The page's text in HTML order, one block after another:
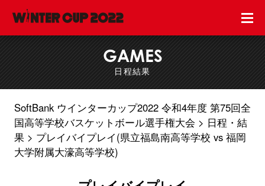
GAMES
日程結果
SoftBank ウインターカップ2022 令和4年度 第75回全
国高等学校バスケットボール選手権大会
日程・結
果
プレイバイプレイ(県立福島南高等学校 vs 福岡
大学附属大濠高等学校)